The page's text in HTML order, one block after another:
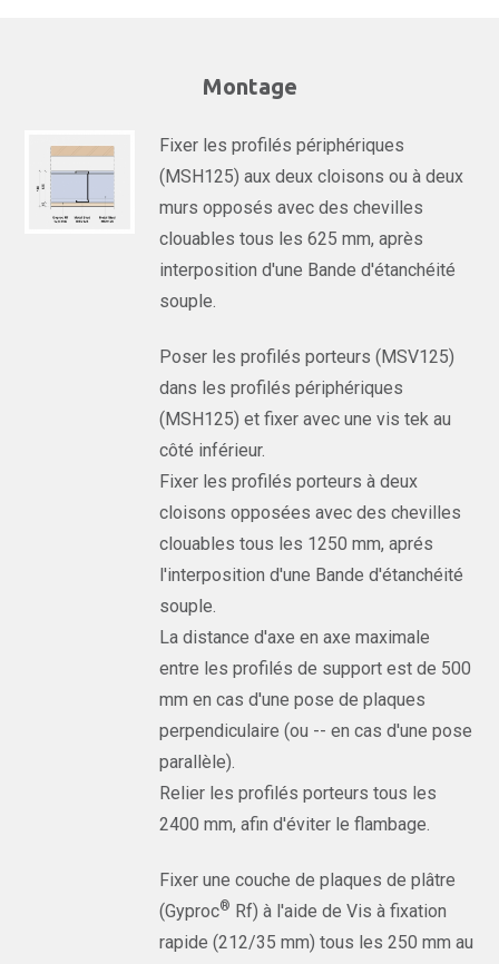
Montage
Fixer les profilés périphériques
(MSH125) aux deux cloisons ou à deux
murs opposés avec des chevilles
clouables tous les 625 mm, après
interposition d'une Bande d'étanchéité
souple.
Poser les profilés porteurs (MSV125)
dans les profilés périphériques
(MSH125) et fixer avec une vis tek au
côté inférieur.
Fixer les profilés porteurs à deux
cloisons opposées avec des chevilles
clouables tous les 1250 mm, aprés
l'interposition d'une Bande d'étanchéité
souple.
La distance d'axe en axe maximale
entre les profilés de support est de 500
mm en cas d'une pose de plaques
perpendiculaire (ou -- en cas d'une pose
parallèle).
Relier les profilés porteurs tous les
2400 mm, afin d'éviter le flambage.
Fixer une couche de plaques de plâtre
(Gyproc® Rf) à l'aide de Vis à fixation
rapide (212/35 mm) tous les 250 mm au